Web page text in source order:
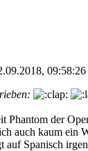
09:58:26
Phantom der
auch kaum ein
auf Spanisch